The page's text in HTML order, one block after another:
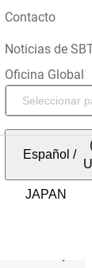
Contacto
Noticias de
Oficina Global
Español /
utilizando